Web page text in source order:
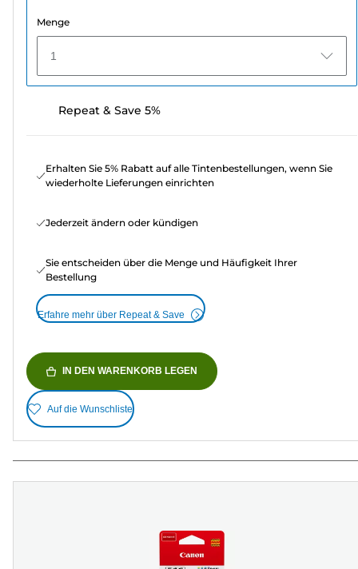
Menge
1
Repeat & Save 5%
Erhalten Sie 5% Rabatt auf alle Tintenbestellungen, wenn Sie
wiederholte Lieferungen einrichten
Jederzeit ändern oder kündigen
Sie entscheiden über die Menge und Häufigkeit Ihrer
Bestellung
Erfahre mehr über Repeat & Save
IN DEN WARENKORB LEGEN
Auf die Wunschliste